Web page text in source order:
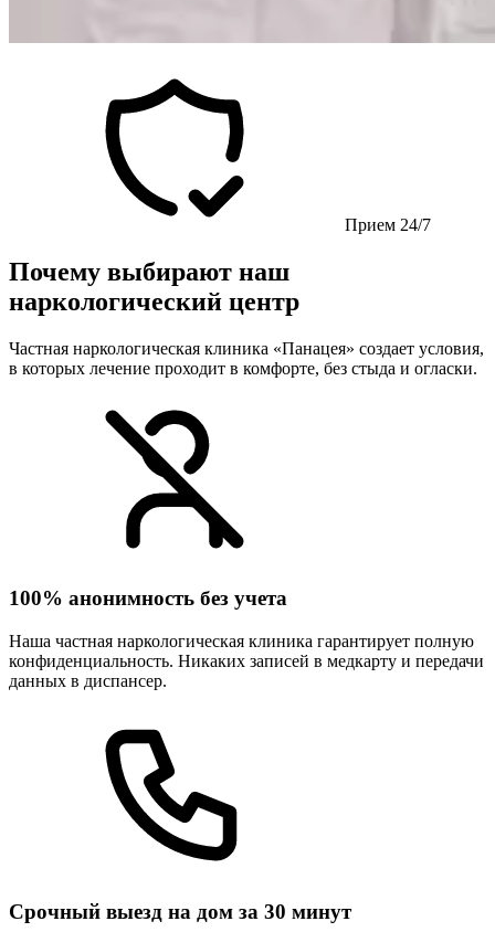
Прием 24/7
Почему выбирают наш
наркологический центр
Частная наркологическая клиника «Панацея» создает условия,
в которых лечение проходит в комфорте, без стыда и огласки.
100% анонимность без учета
Наша частная наркологическая клиника гарантирует полную
конфиденциальность. Никаких записей в медкарту и передачи
данных в диспансер.
Срочный выезд на дом за 30 минут